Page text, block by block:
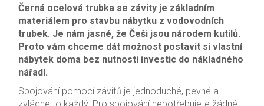
Černá ocelová trubka se závity je základním
materiálem pro stavbu nábytku z vodovodních
trubek. Je nám jasné, že Češi jsou národem kutilů.
Proto vám chceme dát možnost postavit si vlastní
nábytek doma bez nutnosti investic do nákladného
nářadí.
Spojování pomocí závitů je jednoduché, pevné a